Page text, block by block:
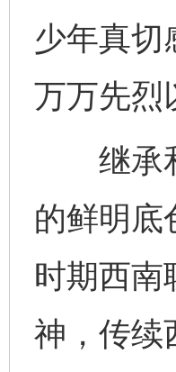
少年真切
万万先烈
继承和
的鲜明底
时期西南
神，传续